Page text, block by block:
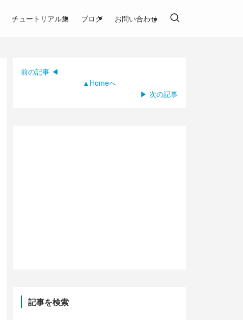
チュートリアル集 ブログ お問い合わせ
前の記事 ◀
▲Homeへ
▶ 次の記事
記事を検索